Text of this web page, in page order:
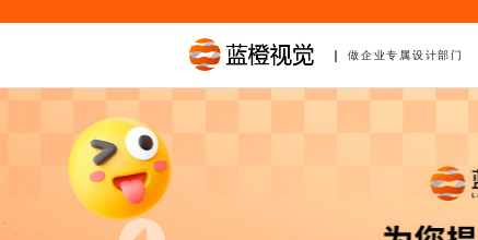
做企业专属设计部门